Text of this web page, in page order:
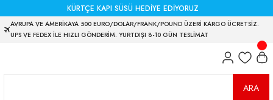
KÜRTÇE KAPI SÜSÜ HEDİYE EDİYORUZ
AVRUPA VE AMERİKAYA 500 EURO/DOLAR/FRANK/POUND ÜZERİ KARGO ÜCRETSİZ.
UPS VE FEDEX İLE HIZLI GÖNDERİM. YURTDIŞI 8-10 GÜN TESLİMAT
ARA